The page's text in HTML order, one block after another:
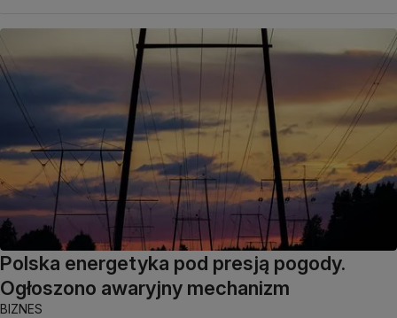
Polska energetyka pod presją pogody.
Ogłoszono awaryjny mechanizm
BIZNES